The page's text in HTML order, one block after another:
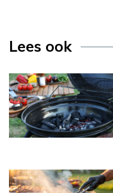
Lees ook